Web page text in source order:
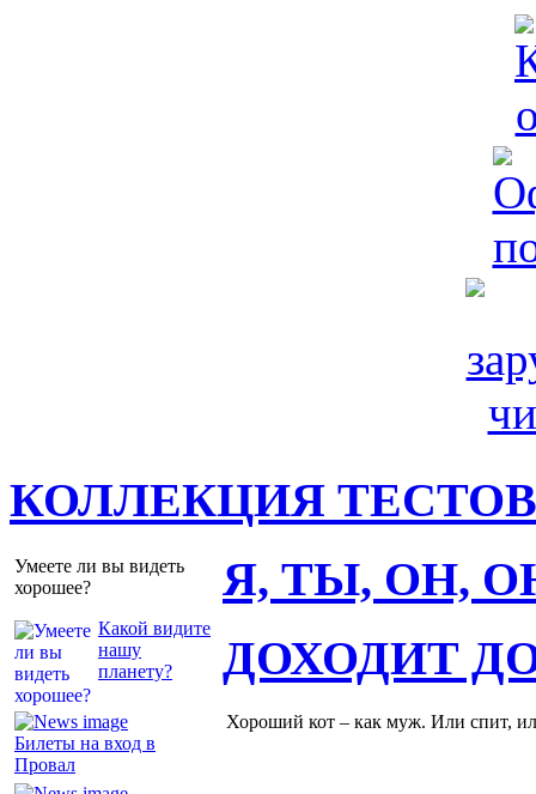
КОЛЛЕКЦИЯ ТЕСТОВ
Умеете ли вы видеть
хорошее?
Какой видите
нашу
планету?
Я, ТЫ, ОН,
Билеты на вход в
Провал
ДОХОДИТ
Хороший кот – как муж. Или спит,